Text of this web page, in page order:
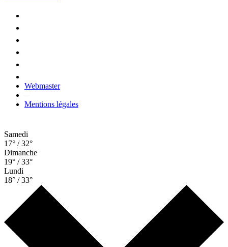
Webmaster
–
Mentions légales
Samedi
17° / 32°
Dimanche
19° / 33°
Lundi
18° / 33°